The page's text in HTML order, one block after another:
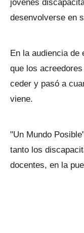
jóvenes
desenvolverse en
En la audiencia de
que los
ceder y pasó a
viene.
"Un Mundo
tanto los
docentes, en la